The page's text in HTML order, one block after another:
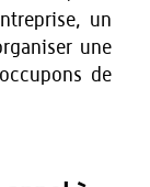
un
une
de